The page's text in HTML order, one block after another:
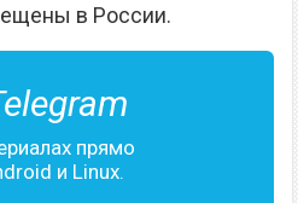
в России.
прямо
и Linux.